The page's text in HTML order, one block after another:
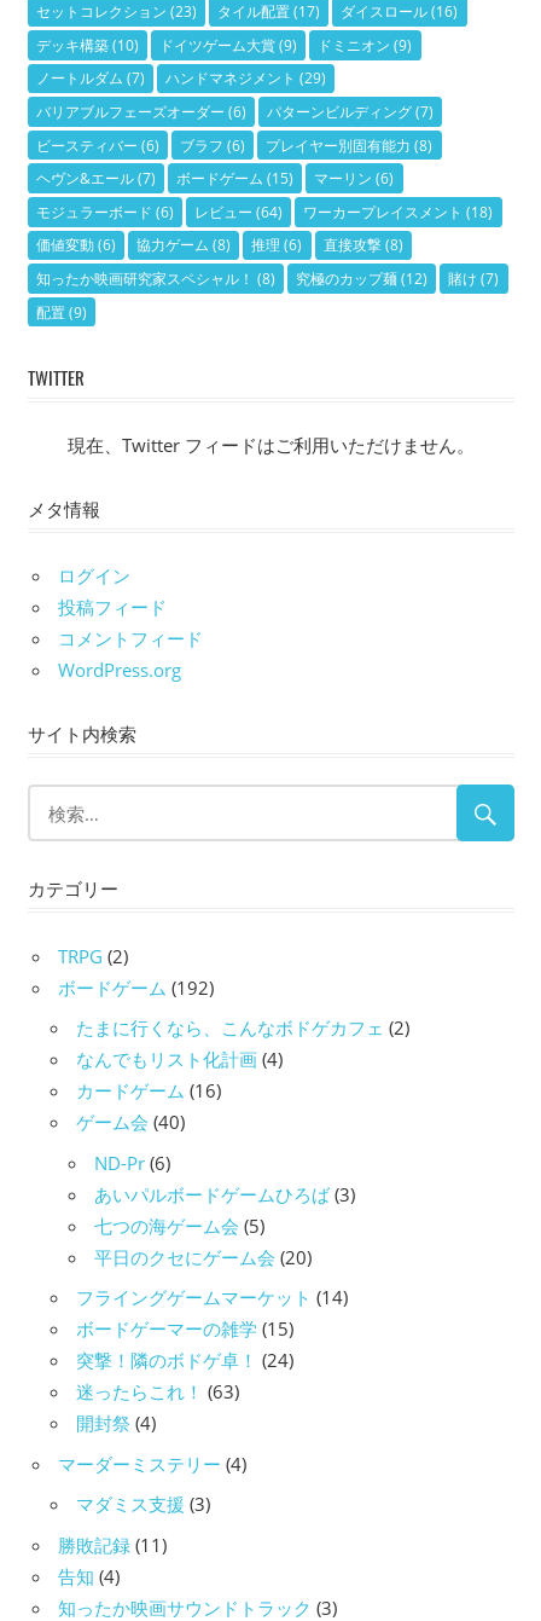
セットコレクション (23) タイル配置(17) ダイスロール(16)
デッキ構築(10) ドイツゲーム大賞(9) ドミニオン (9)
ノートルダム (7) ハンドマネジメント (29)
バリアブルフェーズオーダー (6) パターンビルディング(7)
ビースティバー (6) ブラフ (6) プレイヤー別固有能力 (8)
ヘヴン&エール(7) ボードゲーム (15) マーリン (6)
モジュラーボード (6) レビュー (64) ワーカープレイスメント (18)
価値変動(6) 協力ゲーム (8) 推理 (6) 直接攻撃(8)
知ったか映画研究家スペシャル！ (8) 究極のカップ麺(12) 賭け (7)
配置(9)
TWITTER
現在、Twitter フィードはご利用いただけません。
メタ情報
ログイン
投稿フィード
コメントフィード
WordPress.org
サイト内検索
カテゴリー
TRPG (2)
ボードゲーム (192)
たまに行くなら、こんなボドゲカフェ (2)
なんでもリスト化計画 (4)
カードゲーム (16)
ゲーム会 (40)
ND-Pr (6)
あいパルボードゲームひろば(3)
七つの海ゲーム会 (5)
平日のクセにゲーム会 (20)
フライングゲームマーケット (14)
ボードゲーマーの雑学 (15)
突撃！隣のボドゲ卓！ (24)
迷ったらこれ！ (63)
開封祭 (4)
マーダーミステリー (4)
マダミス支援 (3)
勝敗記録 (11)
告知 (4)
知ったか映画サウンドトラック (3)